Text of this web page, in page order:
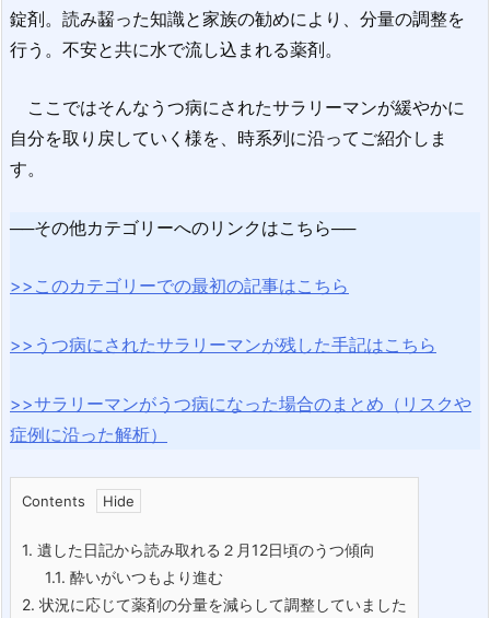
錠剤。読み齧った知識と家族の勧めにより、分量の調整を
行う。不安と共に水で流し込まれる薬剤。
ここではそんなうつ病にされたサラリーマンが緩やかに
自分を取り戻していく様を、時系列に沿ってご紹介しま
す。
──その他カテゴリーへのリンクはこちら──
>>このカテゴリーでの最初の記事はこちら
>>うつ病にされたサラリーマンが残した手記はこちら
>>サラリーマンがうつ病になった場合のまとめ（リスクや
症例に沿った解析）
Contents
1. 遺した日記から読み取れる２月12日頃のうつ傾向
1.1. 酔いがいつもより進む
2. 状況に応じて薬剤の分量を減らして調整していました